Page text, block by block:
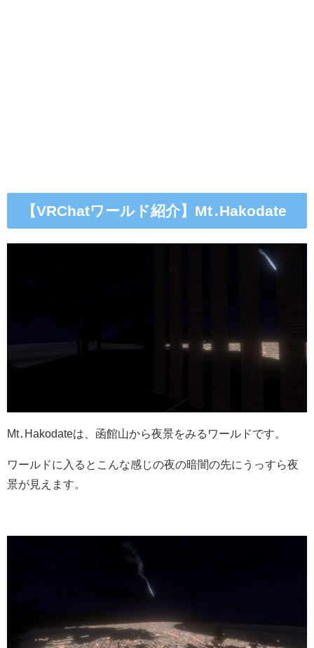
【VRChatワールド紹介】Mt․Hakodate
Mt․Hakodateは、 函館山から夜景をみるワールドです。
ワールドに入るとこんな感じの夜の暗闇の先にうっすら夜
景が見えます。